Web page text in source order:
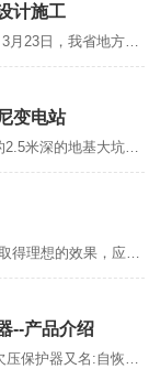
计施工
变电站
--产品介绍